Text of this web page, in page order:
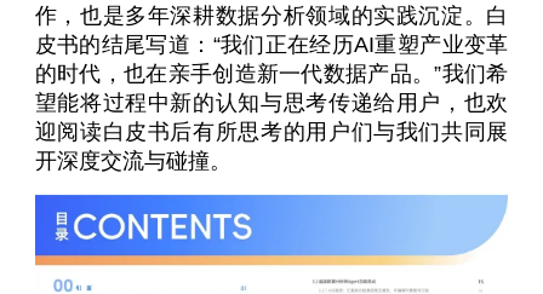
作，也是多年深耕数据分析领域的实践沉淀。白
皮书的结尾写道：“我们正在经历AI重塑产业变革
的时代，也在亲手创造新一代数据产品。”我们希
望能将过程中新的认知与思考传递给用户，也欢
迎阅读白皮书后有所思考的用户们与我们共同展
开深度交流与碰撞。